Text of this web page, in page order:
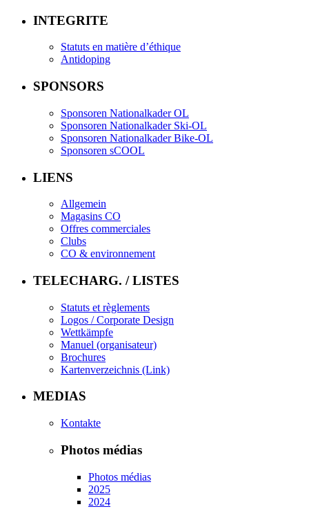
INTEGRITE
Statuts en matière d’éthique
Antidoping
SPONSORS
Sponsoren Nationalkader OL
Sponsoren Nationalkader Ski-OL
Sponsoren Nationalkader Bike-OL
Sponsoren sCOOL
LIENS
Allgemein
Magasins CO
Offres commerciales
Clubs
CO & environnement
TELECHARG. / LISTES
Statuts et règlements
Logos / Corporate Design
Wettkämpfe
Manuel (organisateur)
Brochures
Kartenverzeichnis (Link)
MEDIAS
Kontakte
Photos médias
Photos médias
2025
2024